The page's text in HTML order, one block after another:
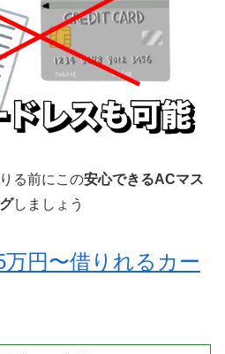
る前にこの安心できるACマス
しましょう
万円〜借りれるカー